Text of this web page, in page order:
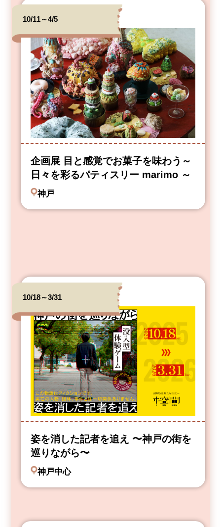
10/11～4/5
企画展 目と感覚でお菓子を味わう～
日々を彩るパティスリー marimo ～
神戸
10/18～3/31
姿を消した記者を追え 〜神戸の街を
巡りながら〜
神戸中心